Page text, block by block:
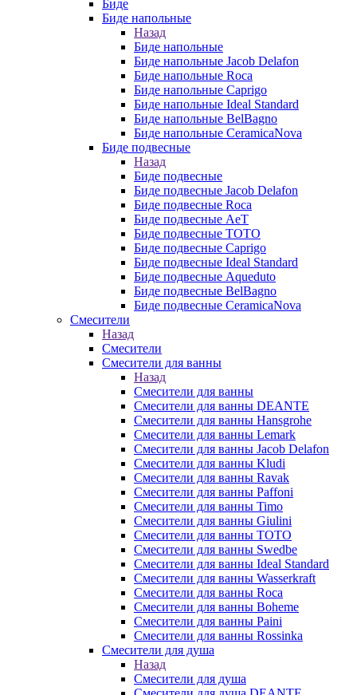
Биде
Биде напольные
Назад
Биде напольные
Биде напольные Jacob Delafon
Биде напольные Roca
Биде напольные Caprigo
Биде напольные Ideal Standard
Биде напольные BelBagno
Биде напольные CeramicaNova
Биде подвесные
Назад
Биде подвесные
Биде подвесные Jacob Delafon
Биде подвесные Roca
Биде подвесные AeT
Биде подвесные TOTO
Биде подвесные Caprigo
Биде подвесные Ideal Standard
Биде подвесные Aqueduto
Биде подвесные BelBagno
Биде подвесные CeramicaNova
Смесители
Назад
Смесители
Смесители для ванны
Назад
Смесители для ванны
Смесители для ванны DEANTE
Смесители для ванны Hansgrohe
Смесители для ванны Lemark
Смесители для ванны Jacob Delafon
Смесители для ванны Kludi
Смесители для ванны Ravak
Смесители для ванны Paffoni
Смесители для ванны Timo
Смесители для ванны Giulini
Смесители для ванны TOTO
Смесители для ванны Swedbe
Смесители для ванны Ideal Standard
Смесители для ванны Wasserkraft
Смесители для ванны Roca
Смесители для ванны Boheme
Смесители для ванны Paini
Смесители для ванны Rossinka
Смесители для душа
Назад
Смесители для душа